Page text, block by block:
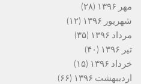
مهر ۱۳۹۶
(۲۸)
شهریور ۱۳۹۶
(۱۲)
مرداد ۱۳۹۶
(۳۵)
تیر ۱۳۹۶
(۴۰)
خرداد ۱۳۹۶
(۱۵)
اردیبهشت ۱۳۹۶
(۶۶)